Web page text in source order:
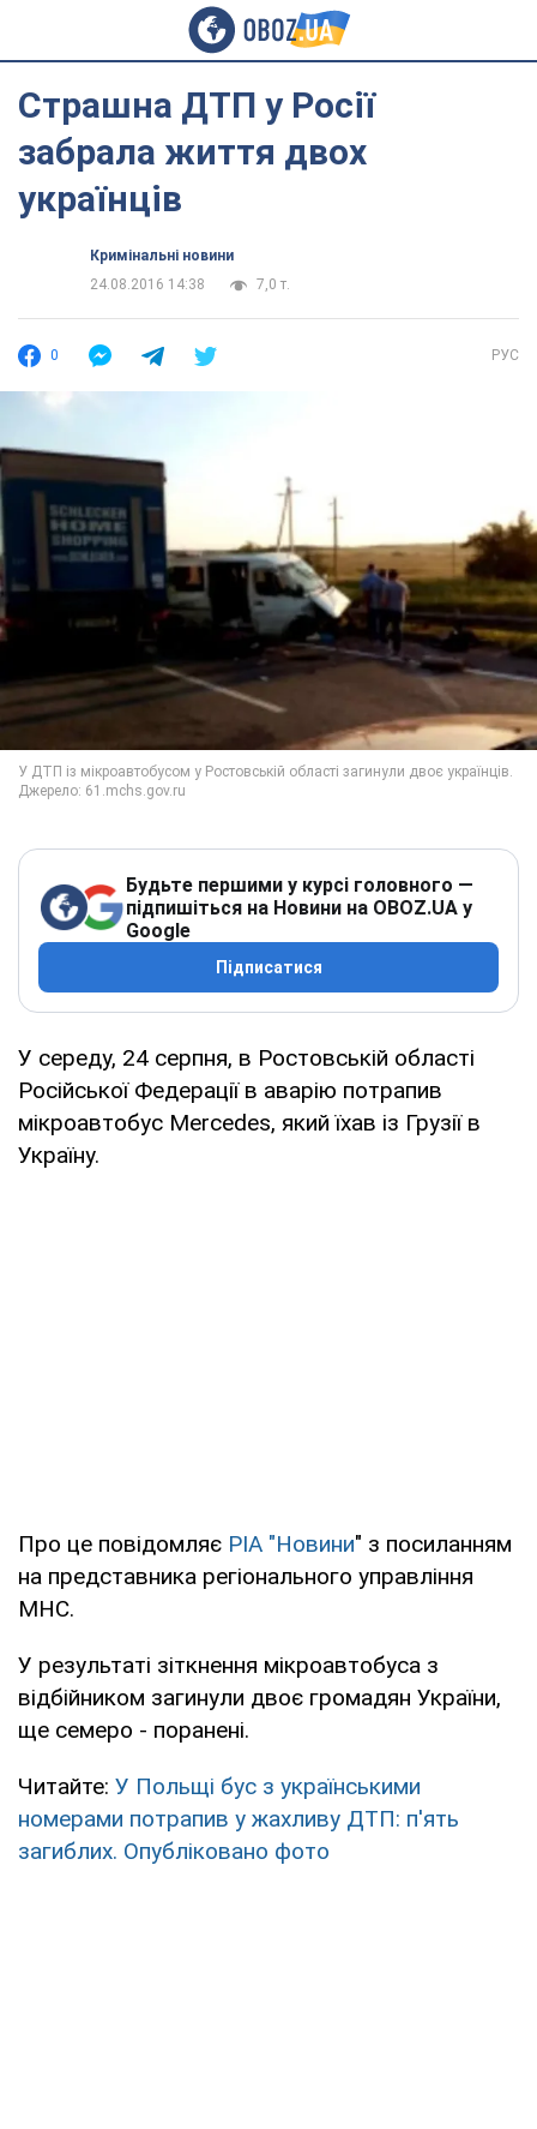
Страшна ДТП у Росії
забрала життя двох
українців
Кримінальні новини
24.08.2016 14:38
7,0 т.
0 РУС
Будьте першими у курсі головного —
підпишіться на Новини на OBOZ.UA у
Google
Підписатися
У середу, 24 серпня, в Ростовській області
Російської Федерації в аварію потрапив
мікроавтобус Mercedes, який їхав із Грузії в
Україну.
Про це повідомляє РІА "Новини" з посиланням
на представника регіонального управління
МНС.
У результаті зіткнення мікроавтобуса з
відбійником загинули двоє громадян України,
ще семеро - поранені.
Читайте: У Польщі бус з українськими
номерами потрапив у жахливу ДТП: п'ять
загиблих. Опубліковано фото